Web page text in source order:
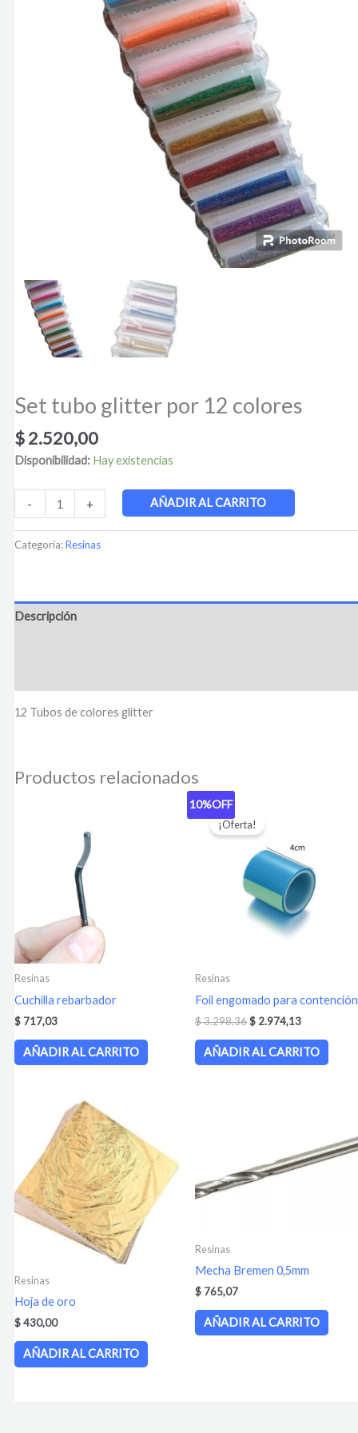
Set tubo glitter por 12 colores
$2.520,00
Disponibilidad: Hay existencias
- + AÑADIR AL CARRITO
Categoría:Resinas
Descripción
12 Tubos de colores glitter
Productos relacionados
Resinas
Cuchilla rebarbador
$717,03
AÑADIR AL CARRITO
10%OFF
¡Oferta!
Resinas
Foil engomado para contención
$3.298,36
precio
original
$ 3.298,36.
$ 2.974,13
es:
AÑADIR AL CARRITO
Resinas
Hoja de oro
$430,00
AÑADIR AL CARRITO
Resinas
Mecha Bremen 0,5mm
$ 765,07
AÑADIR AL CARRITO